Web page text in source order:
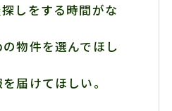
しをする時間がな
物件を選んでほし
届けてほしい。